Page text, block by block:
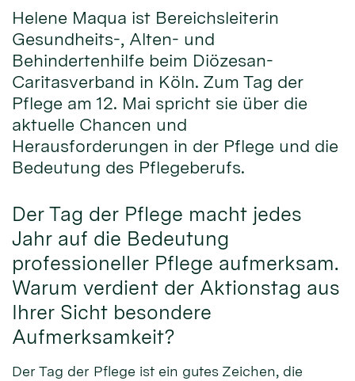
Helene Maqua ist Bereichsleiterin
Gesundheits-, Alten- und
Behindertenhilfe beim Diözesan-
Caritasverband in Köln. Zum Tag der
Pflege am 12. Mai spricht sie über die
aktuelle Chancen und
Herausforderungen in der Pflege und die
Bedeutung des Pflegeberufs.
Der Tag der Pflege macht jedes
Jahr auf die Bedeutung
professioneller Pflege aufmerksam.
Warum verdient der Aktionstag aus
Ihrer Sicht besondere
Aufmerksamkeit?
Der Tag der Pflege ist ein gutes Zeichen, die